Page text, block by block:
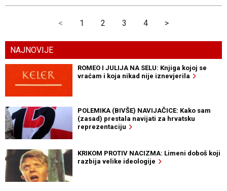
< 1 2 3 4 >
NAJNOVIJE
ROMEO I JULIJA NA SELU: Knjiga kojoj se
vraćam i koja nikad nije iznevjerila
POLEMIKA (BIVŠE) NAVIJAČICE: Kako sam
(zasad) prestala navijati za hrvatsku
reprezentaciju
KRIKOM PROTIV NACIZMA: Limeni doboš koji
razbija velike ideologije